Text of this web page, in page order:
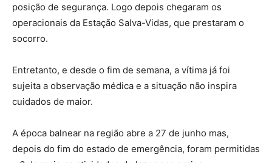
posição de segurança. Logo depois chegaram os
operacionais da Estação Salva-Vidas, que prestaram o
socorro.
Entretanto, e desde o fim de semana, a vítima já foi
sujeita a observação médica e a situação não inspira
cuidados de maior.
A época balnear na região abre a 27 de junho mas,
depois do fim do estado de emergência, foram permitidas